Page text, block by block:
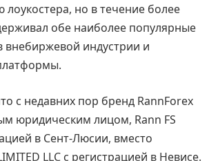
лоукостера, но в течение более
обе наиболее популярные
внебиржевой индустрии и
с недавних пор бренд RannForex
юридическим лицом, Rann FS
в Сент-Люсии, вместо
LLC с регистрацией в Невисе.